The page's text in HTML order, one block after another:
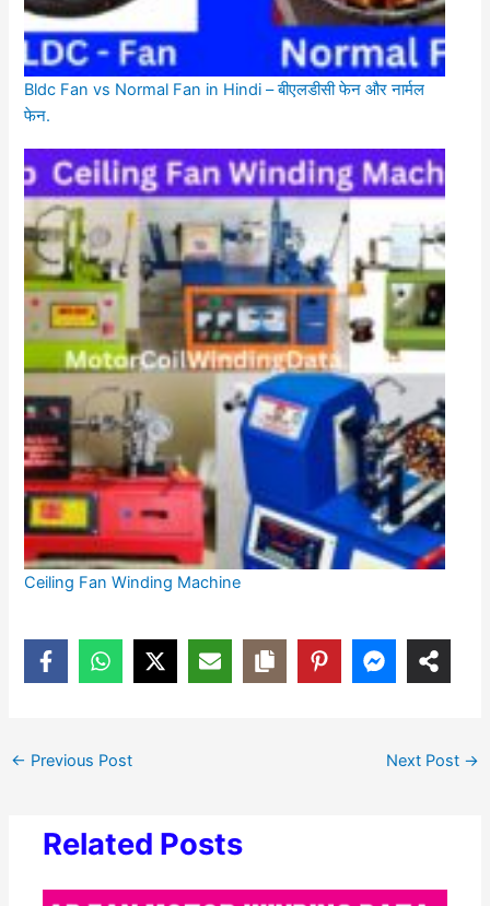
Bldc Fan vs Normal Fan in Hindi – बीएलडीसी फेन और नार्मल
फेन.
Ceiling Fan Winding Machine
← Previous Post Next Post →
Related Posts